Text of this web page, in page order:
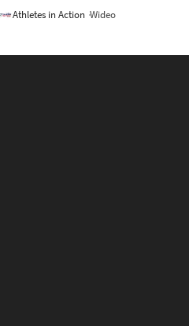
Athletes in Action Wideo